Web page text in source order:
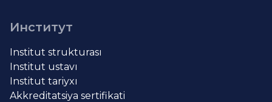
Институт
Institut strukturası
Institut ustavı
Institut tariyxı
Akkreditatsiya sertifikati